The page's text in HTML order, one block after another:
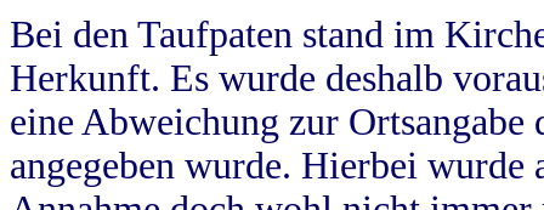
Bei den Taufpaten stand im
Herkunft. Es wurde deshalb
eine Abweichung zur
angegeben wurde. Hierbei wurde